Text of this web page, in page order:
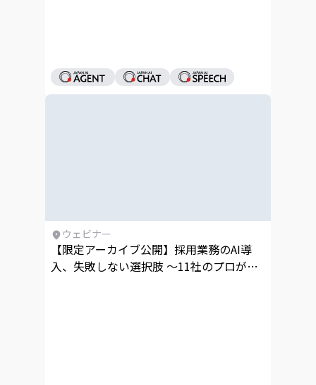
ウェビナー
【限定アーカイブ公開】採用業務のAI導
入、失敗しない選択肢 〜11社のプロが最